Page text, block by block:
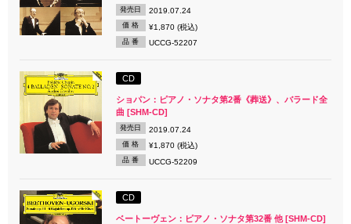
発売日 2019.07.24
価 格 ¥1,870 (税込)
品 番 UCCG-52207
CD
ショパン：ピアノ・ソナタ第2番《葬送》、バラード全
曲 [SHM-CD]
発売日 2019.07.24
価 格 ¥1,870 (税込)
品 番 UCCG-52209
CD
ベートーヴェン：ピアノ・ソナタ第32番 他 [SHM-CD]